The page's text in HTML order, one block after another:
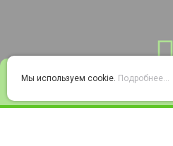
Войти
Мы используем cookie. Подробнее...